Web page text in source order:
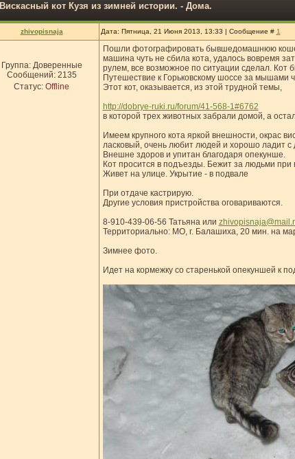
Вискасный кот Кузя из зимней истории. - Дома.
zhivopisnaja Дата: Пятница, 21 Июня 2013, 13:33 | Сообщение # 1
Группа: Доверенные
Сообщений: 2135
Статус: Offline
Пошли фотографировать бывшедомашнюю
машина чуть не сбила кота, удалось вовремя
рулем, все возможное по ситуации сделал. Кот
Путешествие к Горьковскому шоссе за мышами
Этот кот, оказывается, из этой трудной темы,
http://dobrye-ruki.ru/forum/41-568-1#6762
в которой трех животных забрали домой, а
Имеем крупного кота яркой внешности, окрас
ласковый, очень любит людей и хорошо ладит с
Внешне здоров и упитан благодаря опекунше.
Кот просится в подъезды. Бежит за людьми при
Живет на улице. Укрытие - в подвале
При отдаче кастрирую.
Другие условия пристройства оговариваются.
8-910-439-06-56 Татьяна или
Территориально: МО, г. Балашиха, 20 мин. на
Зимнее фото.
Идет на кормежку со старенькой опекуншей к